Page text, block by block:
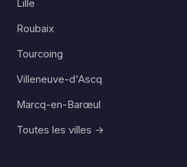
Lille
Roubaix
Tourcoing
Villeneuve-d'Ascq
Marcq-en-Barœul
Toutes les villes →